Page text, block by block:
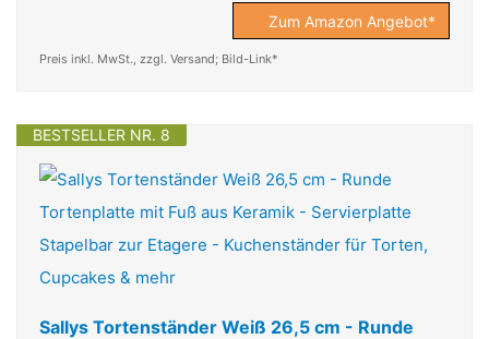
Zum Amazon Angebot*
Preis inkl. MwSt., zzgl. Versand; Bild-Link*
BESTSELLER NR. 8
Sallys Tortenständer Weiß 26,5 cm - Runde